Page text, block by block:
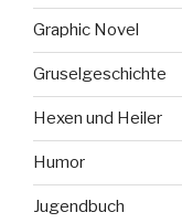
Graphic Novel
Gruselgeschichte
Hexen und Heiler
Humor
Jugendbuch